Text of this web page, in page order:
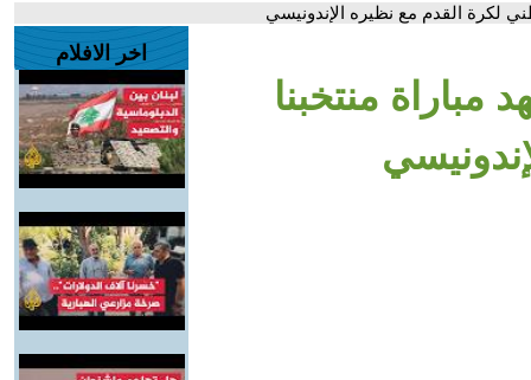
لكرة القدم مع نظيره الإندونيسي
منتخبنا
اخر الافلام